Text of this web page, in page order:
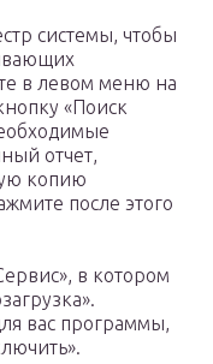
системы, чтобы
в левом меню на
«Поиск
отчет,
копию
после этого
в котором
вас программы,